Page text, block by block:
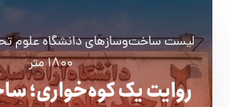
لیست ساخت‌وسازهای دانشگاه علوم
۱۸۰۰ متر